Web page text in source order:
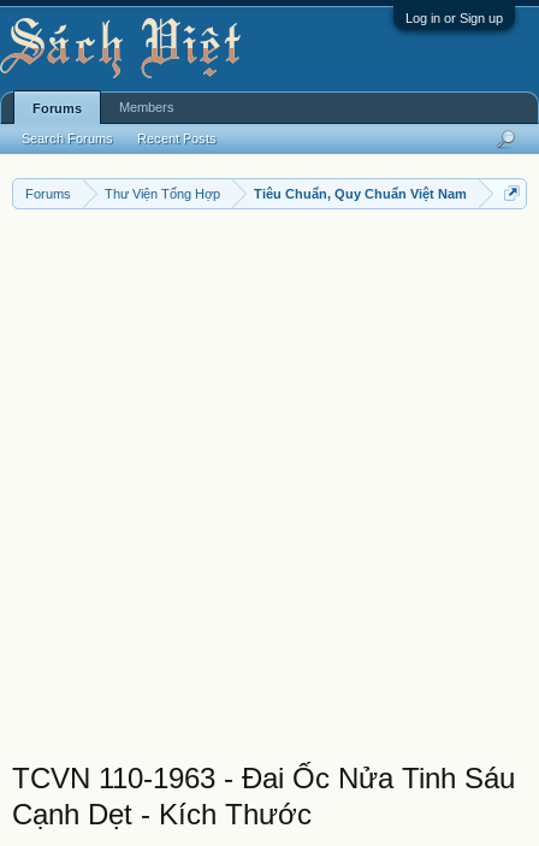
Log in or Sign up
Forums Thư Viện Tổng Hợp Tiêu Chuẩn, Quy Chuẩn Việt Nam
TCVN 110-1963 - Đai Ốc Nửa Tinh Sáu
Cạnh Dẹt - Kích Thước
Forums
Search Forums Recent Posts
Members